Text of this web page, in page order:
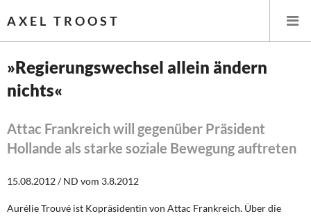
AXEL TROOST
Startseite
Themen
Leitlinien linker Wirtschafts- und Finanzpolitik
»Regierungswechsel allein ändern
nichts«
Attac Frankreich will gegenüber Präsident
Hollande als starke soziale Bewegung auftreten
15.08.2012 / ND vom 3.8.2012
Aurélie Trouvé ist Kopräsidentin von Attac Frankreich. Über die